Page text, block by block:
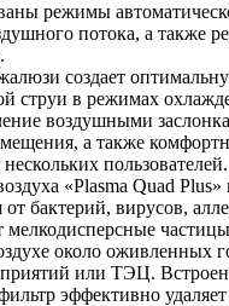
режимы
потока, а также
создает
струи в режимах
воздушными
а также
пользователей.
«Plasma Quad Plus»
от бактерий, вирусов,
мелкодисперсные
около оживленных
или ТЭЦ.
эффективно